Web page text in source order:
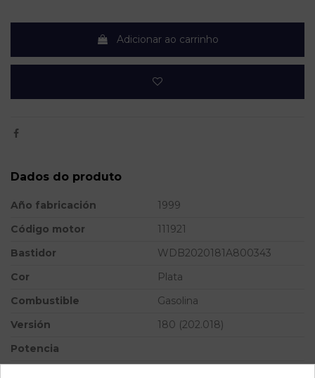
Adicionar ao carrinho
Dados do produto
Año fabricación
1999
Código motor
111921
Bastidor
WDB2020181A800343
Cor
Plata
Combustible
Gasolina
Versión
180 (202.018)
Potencia